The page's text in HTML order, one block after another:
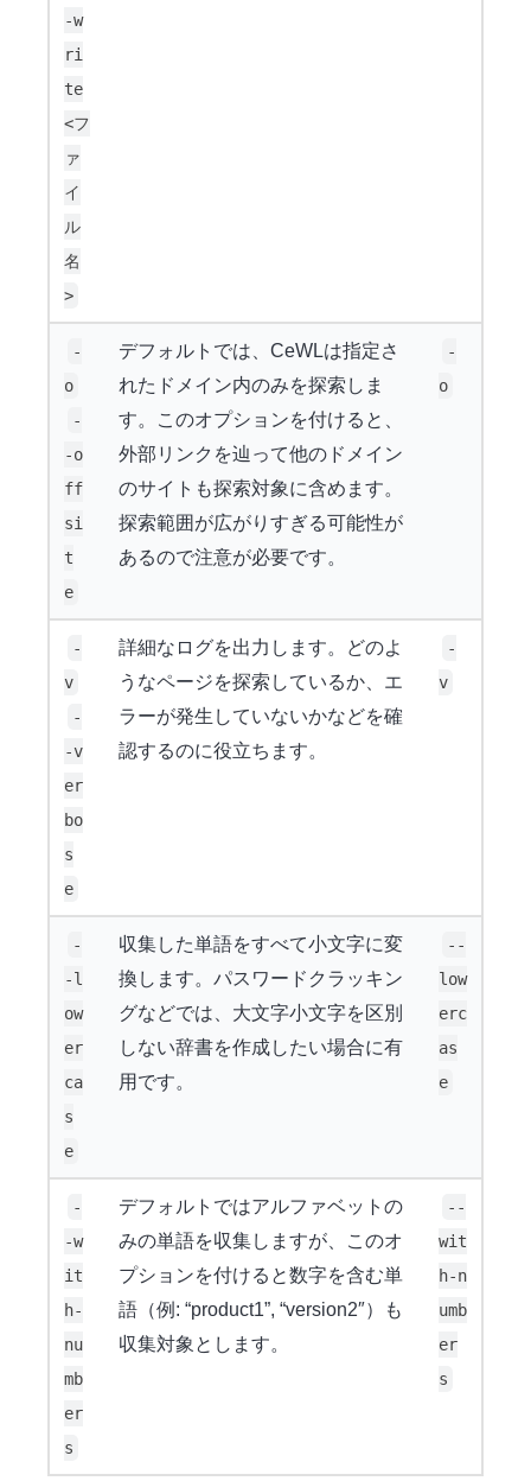
-w
ri
te
<フ
ァ
イ
ル
名
>
-
o
-
-o
ff
si
t
e
デフォルトでは、CeWLは指定さ
れたドメイン内のみを探索しま
す。このオプションを付けると、
外部リンクを辿って他のドメイン
のサイトも探索対象に含めます。
探索範囲が広がりすぎる可能性が
あるので注意が必要です。
-
o
-
v
-
-v
er
bo
s
e
詳細なログを出力します。どのよ
うなページを探索しているか、エ
ラーが発生していないかなどを確
認するのに役立ちます。
-
v
-
-l
ow
er
ca
s
e
収集した単語をすべて小文字に変
換します。パスワードクラッキン
グなどでは、大文字小文字を区別
しない辞書を作成したい場合に有
用です。
--
low
erc
as
e
-
-w
it
h-
nu
mb
er
s
デフォルトではアルファベットの
みの単語を収集しますが、このオ
プションを付けると数字を含む単
語（例: “product1”, “version2″）も
収集対象とします。
--
wit
h-n
umb
er
s